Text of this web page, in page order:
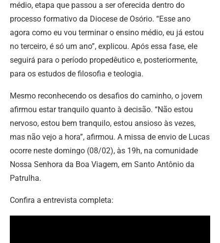
médio, etapa que passou a ser oferecida dentro do
processo formativo da Diocese de Osório. “Esse ano
agora como eu vou terminar o ensino médio, eu já estou
no terceiro, é só um ano”, explicou. Após essa fase, ele
seguirá para o período propedêutico e, posteriormente,
para os estudos de filosofia e teologia.
Mesmo reconhecendo os desafios do caminho, o jovem
afirmou estar tranquilo quanto à decisão. “Não estou
nervoso, estou bem tranquilo, estou ansioso às vezes,
mas não vejo a hora”, afirmou. A missa de envio de Lucas
ocorre neste domingo (08/02), às 19h, na comunidade
Nossa Senhora da Boa Viagem, em Santo Antônio da
Patrulha.
Confira a entrevista completa: